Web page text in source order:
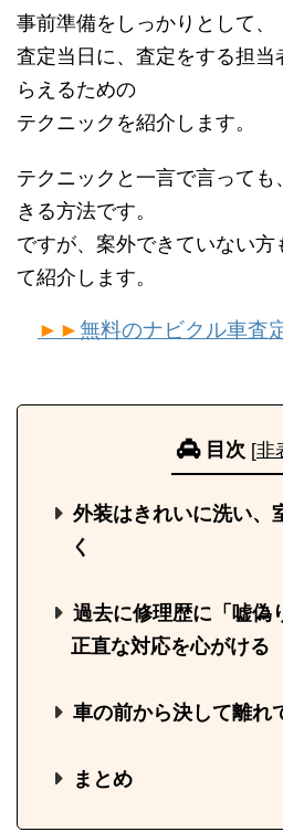
事前準備をしっかりとして、
査定当日に、査定をする担当
らえるための
テクニックを紹介します。
テクニックと一言で言って
きる方法です。
ですが、案外できていない
て紹介します。
►►無料のナビクル車査
目次 [非
外装はきれいに洗い、
く
過去に修理歴に「嘘偽
正直な対応を心がける
車の前から決して離れ
まとめ